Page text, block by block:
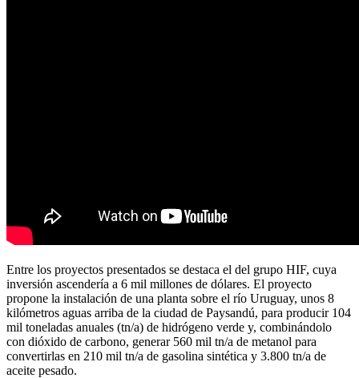
Entre los proyectos presentados se destaca el del grupo HIF, cuya
inversión ascendería a 6 mil millones de dólares. El proyecto
propone la instalación de una planta sobre el río Uruguay, unos 8
kilómetros aguas arriba de la ciudad de Paysandú, para producir 104
mil toneladas anuales (tn/a) de hidrógeno verde y, combinándolo
con dióxido de carbono, generar 560 mil tn/a de metanol para
convertirlas en 210 mil tn/a de gasolina sintética y 3.800 tn/a de
aceite pesado.